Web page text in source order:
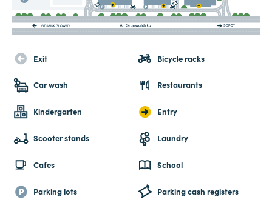
Exit Bicycle racks
Car wash Restaurants
Kindergarten Entry
Scooter stands Laundry
Cafes School
Parking lots Parking cash registers